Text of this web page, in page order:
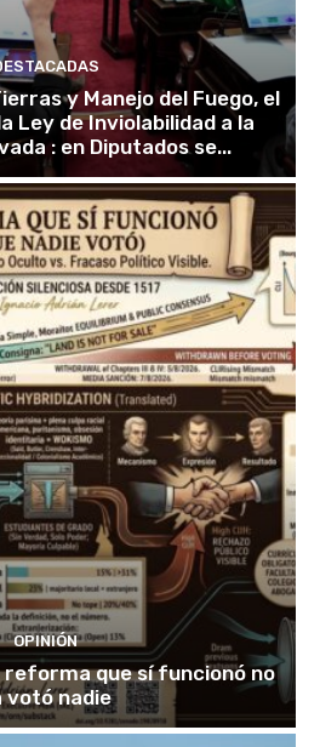
y Manejo del Fuego, el
Ley de Inviolabilidad a la
: en Diputados se...
OPINIÓN
que sí funcionó no
votó nadie